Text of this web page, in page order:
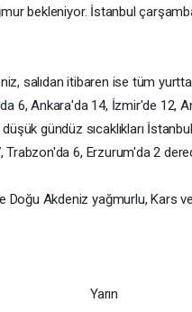
bekleniyor. İstanbul
salıdan itibaren ise tüm
6, Ankara'da 14, İzmir'de 12,
gündüz sıcaklıkları
6, Erzurum'da 2
Doğu Akdeniz yağmurlu, Kars